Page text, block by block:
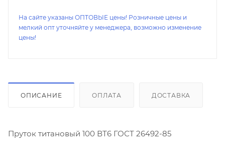
На сайте указаны ОПТОВЫЕ цены! Розничные цены и
мелкий опт уточняйте у менеджера, возможно изменение
цены!
ОПИСАНИЕ ОПЛАТА ДОСТАВКА
Пруток титановый 100 ВТ6 ГОСТ 26492-85